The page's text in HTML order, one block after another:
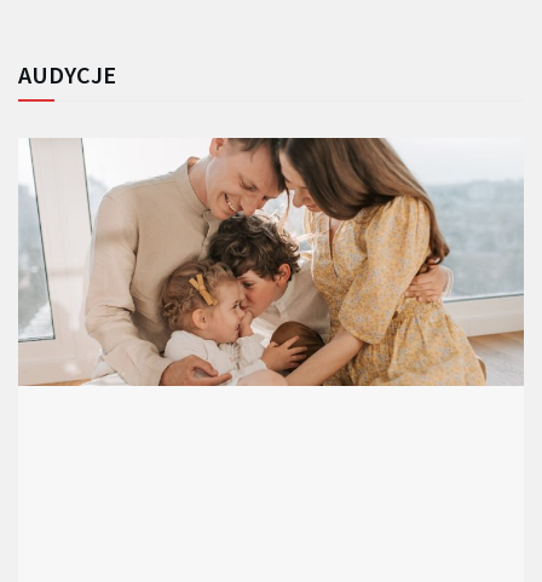
AUDYCJE